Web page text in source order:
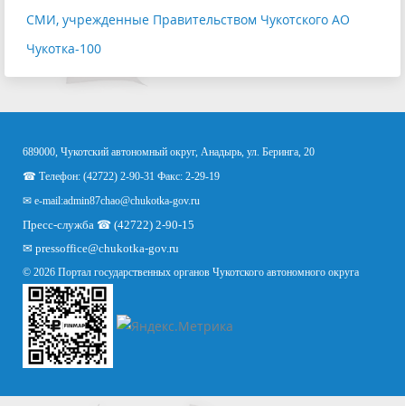
СМИ, учрежденные Правительством Чукотского АО
Чукотка-100
689000, Чукотский автономный округ, Анадырь, ул. Беринга, 20
☎ Телефон: (42722) 2-90-31 Факс: 2-29-19
✉ e-mail:admin87chao@chukotka-gov.ru
Пресс-служба ☎ (42722) 2-90-15
✉ pressoffice@chukotka-gov.ru
© 2026 Портал государственных органов Чукотского автономного округа